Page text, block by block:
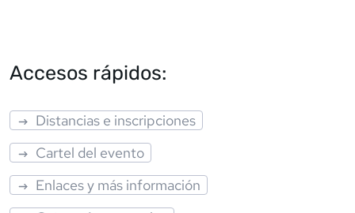
Accesos rápidos:
Distancias e inscripciones
Cartel del evento
Enlaces y más información